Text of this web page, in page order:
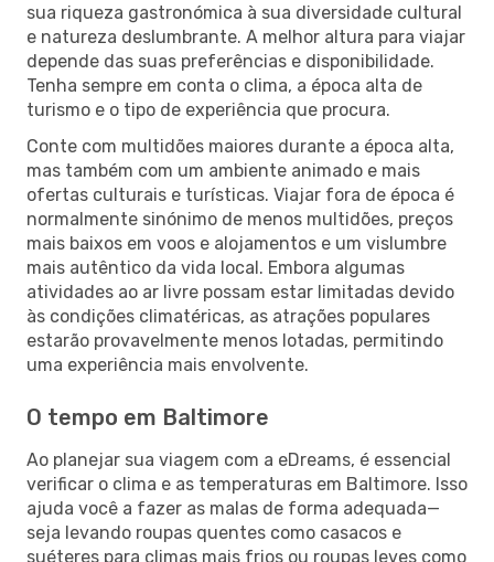
sua riqueza gastronómica à sua diversidade cultural
e natureza deslumbrante. A melhor altura para viajar
depende das suas preferências e disponibilidade.
Tenha sempre em conta o clima, a época alta de
turismo e o tipo de experiência que procura.
Conte com multidões maiores durante a época alta,
mas também com um ambiente animado e mais
ofertas culturais e turísticas. Viajar fora de época é
normalmente sinónimo de menos multidões, preços
mais baixos em voos e alojamentos e um vislumbre
mais autêntico da vida local. Embora algumas
atividades ao ar livre possam estar limitadas devido
às condições climatéricas, as atrações populares
estarão provavelmente menos lotadas, permitindo
uma experiência mais envolvente.
O tempo em Baltimore
Ao planejar sua viagem com a eDreams, é essencial
verificar o clima e as temperaturas em Baltimore. Isso
ajuda você a fazer as malas de forma adequada—
seja levando roupas quentes como casacos e
suéteres para climas mais frios ou roupas leves como